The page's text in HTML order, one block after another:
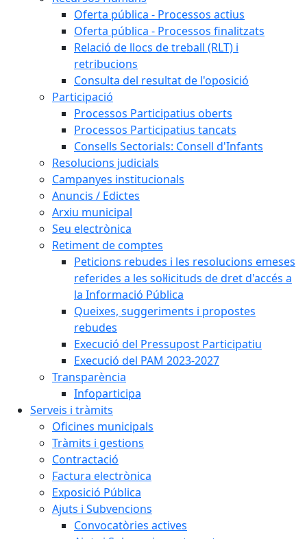
Oferta pública - Processos actius
Oferta pública - Processos finalitzats
Relació de llocs de treball (RLT) i
retribucions
Consulta del resultat de l'oposició
Participació
Processos Participatius oberts
Processos Participatius tancats
Consells Sectorials: Consell d'Infants
Resolucions judicials
Campanyes institucionals
Anuncis / Edictes
Arxiu municipal
Seu electrònica
Retiment de comptes
Peticions rebudes i les resolucions emeses
referides a les sol·licituds de dret d'accés a
la Informació Pública
Queixes, suggeriments i propostes
rebudes
Execució del Pressupost Participatiu
Execució del PAM 2023-2027
Transparència
Infoparticipa
Serveis i tràmits
Oficines municipals
Tràmits i gestions
Contractació
Factura electrònica
Exposició Pública
Ajuts i Subvencions
Convocatòries actives